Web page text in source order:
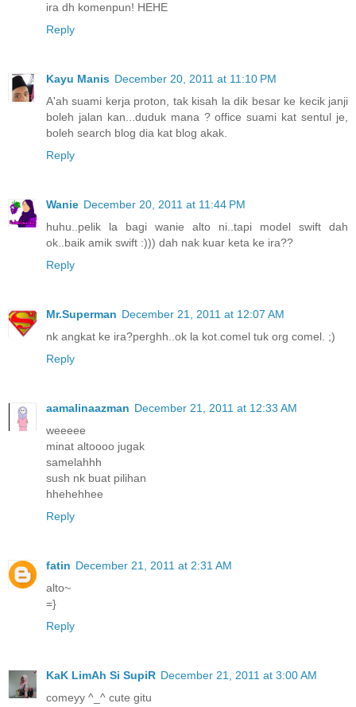
ira dh komenpun! HEHE
Reply
Kayu Manis December 20, 2011 at 11:10 PM
A'ah suami kerja proton, tak kisah la dik besar ke kecik janji
boleh jalan kan...duduk mana ? office suami kat sentul je,
boleh search blog dia kat blog akak.
Reply
Wanie December 20, 2011 at 11:44 PM
huhu..pelik la bagi wanie alto ni..tapi model swift dah
ok..baik amik swift :))) dah nak kuar keta ke ira??
Reply
Mr.Superman December 21, 2011 at 12:07 AM
nk angkat ke ira?perghh..ok la kot.comel tuk org comel. ;)
Reply
aamalinaazman December 21, 2011 at 12:33 AM
weeeee
minat altoooo jugak
samelahhh
sush nk buat pilihan
hhehehhee
Reply
fatin December 21, 2011 at 2:31 AM
alto~
=}
Reply
KaK LimAh Si SupiR December 21, 2011 at 3:00 AM
comeyy ^_^ cute gitu